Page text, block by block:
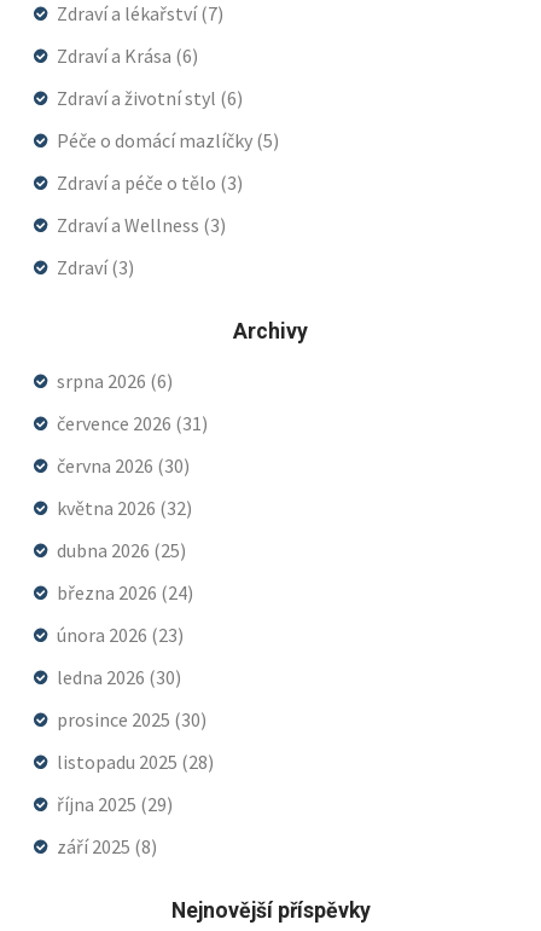
Zdraví a lékařství(7)
Zdraví a Krása (6)
Zdraví a životní styl (6)
Péče o domácí mazlíčky (5)
Zdraví a péče o tělo (3)
Zdraví a Wellness (3)
Zdraví(3)
Archivy
srpna 2026 (6)
července 2026 (31)
června 2026 (30)
května 2026 (32)
dubna 2026 (25)
března 2026 (24)
února 2026 (23)
ledna 2026 (30)
prosince 2025 (30)
listopadu 2025 (28)
října 2025 (29)
září 2025 (8)
Nejnovější příspěvky